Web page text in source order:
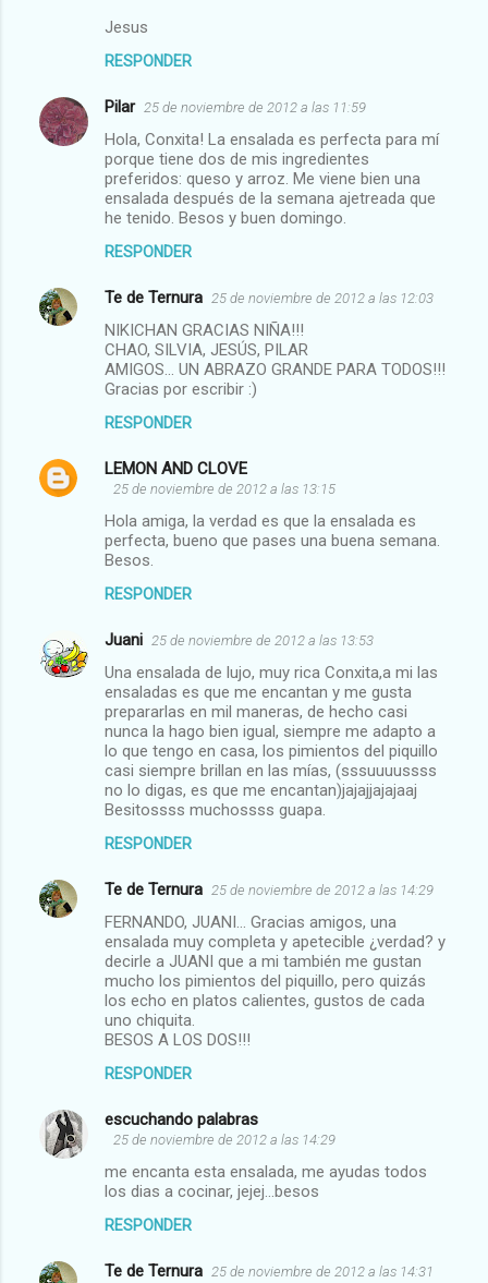
Jesus
RESPONDER
Pilar 25 de noviembre de 2012 a las 11:59
Hola, Conxita! La ensalada es perfecta para mí
porque tiene dos de mis ingredientes
preferidos: queso y arroz. Me viene bien una
ensalada después de la semana ajetreada que
he tenido. Besos y buen domingo.
RESPONDER
Te de Ternura 25 de noviembre de 2012 a las 12:03
NIKICHAN GRACIAS NIÑA!!!
CHAO, SILVIA, JESÚS, PILAR
AMIGOS... UN ABRAZO GRANDE PARA TODOS!!!
Gracias por escribir :)
RESPONDER
LEMON AND CLOVE
25 de noviembre de 2012 a las 13:15
Hola amiga, la verdad es que la ensalada es
perfecta, bueno que pases una buena semana.
Besos.
RESPONDER
Juani 25 de noviembre de 2012 a las 13:53
Una ensalada de lujo, muy rica Conxita,a mi las
ensaladas es que me encantan y me gusta
prepararlas en mil maneras, de hecho casi
nunca la hago bien igual, siempre me adapto a
lo que tengo en casa, los pimientos del piquillo
casi siempre brillan en las mías, (sssuuuussss
no lo digas, es que me encantan)jajajjajajaaj
Besitossss muchossss guapa.
RESPONDER
Te de Ternura 25 de noviembre de 2012 a las 14:29
FERNANDO, JUANI... Gracias amigos, una
ensalada muy completa y apetecible ¿verdad? y
decirle a JUANI que a mi también me gustan
mucho los pimientos del piquillo, pero quizás
los echo en platos calientes, gustos de cada
uno chiquita.
BESOS A LOS DOS!!!
RESPONDER
escuchando palabras
25 de noviembre de 2012 a las 14:29
me encanta esta ensalada, me ayudas todos
los dias a cocinar, jejej...besos
RESPONDER
Te de Ternura 25 de noviembre de 2012 a las 14:31